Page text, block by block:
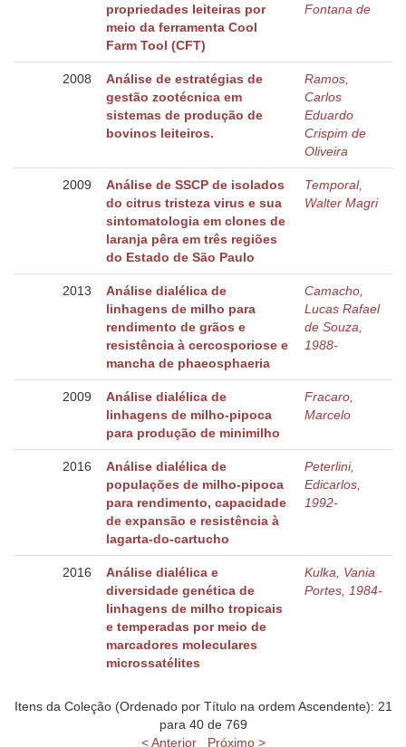
propriedades leiteiras por
meio da ferramenta Cool
Farm Tool (CFT)
Fontana de
2008
Análise de estratégias de
gestão zootécnica em
sistemas de produção de
bovinos leiteiros.
Ramos,
Carlos
Eduardo
Crispim de
Oliveira
2009
Análise de SSCP de isolados
do citrus tristeza virus e sua
sintomatologia em clones de
laranja pêra em três regiões
do Estado de São Paulo
Temporal,
Walter Magri
2013
Análise dialélica de
linhagens de milho para
rendimento de grãos e
resistência à cercosporiose e
mancha de phaeosphaeria
Camacho,
Lucas Rafael
de Souza,
1988-
2009
Análise dialélica de
linhagens de milho-pipoca
para produção de minimilho
Fracaro,
Marcelo
2016
Análise dialélica de
populações de milho-pipoca
para rendimento, capacidade
de expansão e resistência à
lagarta-do-cartucho
Peterlini,
Edicarlos,
1992-
2016
Análise dialélica e
diversidade genética de
linhagens de milho tropicais
e temperadas por meio de
marcadores moleculares
microssatélites
Kulka, Vania
Portes, 1984-
Itens da Coleção (Ordenado por Título na ordem Ascendente): 21
para 40 de 769
< Anterior
Próximo >